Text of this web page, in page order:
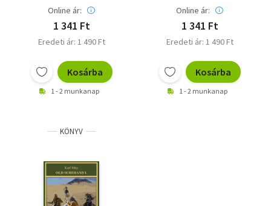
Online ár:
1 341 Ft
Eredeti ár: 1 490 Ft
Kosárba
1 - 2 munkanap
Online ár:
1 341 Ft
Eredeti ár: 1 490 Ft
Kosárba
1 - 2 munkanap
KÖNYV